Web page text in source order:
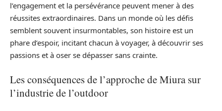
l’engagement et la persévérance peuvent mener à des
réussites extraordinaires. Dans un monde où les défis
semblent souvent insurmontables, son histoire est un
phare d’espoir, incitant chacun à voyager, à découvrir ses
passions et à oser se dépasser sans crainte.
Les conséquences de l’approche de Miura sur
l’industrie de l’outdoor